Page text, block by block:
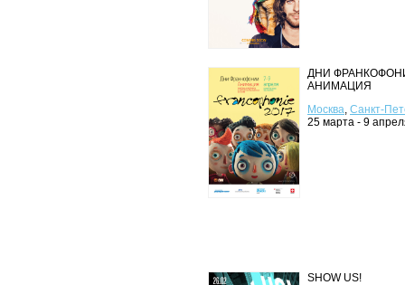
ДНИ
АНИМАЦИЯ
Москва,
25 марта - 9
SHOW US!